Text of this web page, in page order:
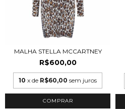
MALHA STELLA MCCARTNEY
R$600,00
10 x de R$60,00 sem juros